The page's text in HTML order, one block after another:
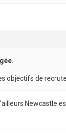
objectifs de
Newcastle